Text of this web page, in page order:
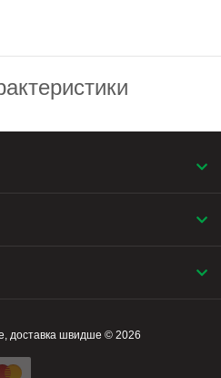
доставка швидше © 2026